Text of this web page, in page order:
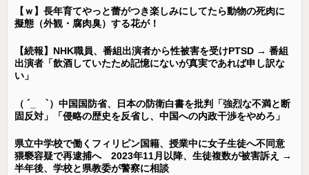
【ｗ】長年育てやっと蕾がつき楽しみにしてたら動物の死肉に
擬態（外観・腐肉臭）する花が！
【続報】NHK職員、番組出演者から性被害を受けPTSD → 番組
出演者「飲酒していたため記憶にないが真実であれば申し訳な
い」
（ ´_ゝ`）中国国防省、日本の防衛白書を批判「強烈な不満と断
固反対」「侵略の歴史を反省し、中国への内政干渉をやめろ」
県立中学校で働くフィリピン国籍、授業中に女子生徒へ不同意
猥褻容疑で再逮捕へ 2023年11月以降、生徒複数が被害訴え →
半年後、学校と県教委が警察に相談